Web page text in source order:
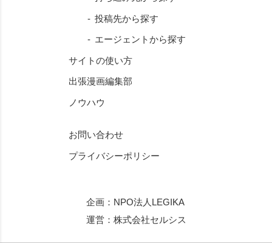
投稿先から探す
エージェントから探す
サイトの使い方
出張漫画編集部
ノウハウ
お問い合わせ
プライバシーポリシー
企画： NPO法人LEGIKA
運営： 株式会社セルシス